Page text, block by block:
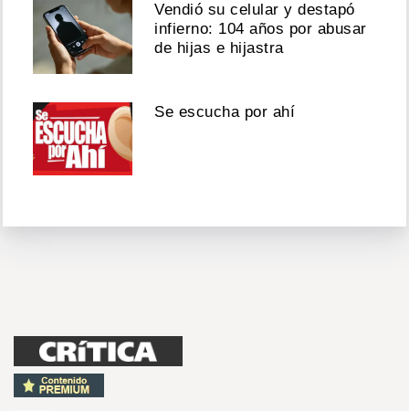
Vendió su celular y destapó
infierno: 104 años por abusar
de hijas e hijastra
Se escucha por ahí